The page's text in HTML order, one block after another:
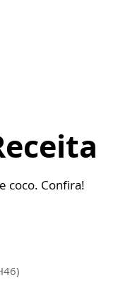
coco. Confira!